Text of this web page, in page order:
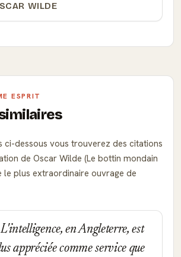
WILDE
ESPRIT
ci-dessous vous trouverez des citations
de Oscar Wilde (Le bottin mondain
le plus extraordinaire ouvrage de
en Angleterre, est
appréciée comme service que